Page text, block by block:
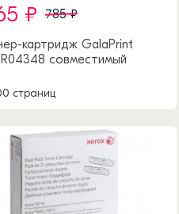
₽ 785 ₽
картридж GalaPrint
совместимый
страниц